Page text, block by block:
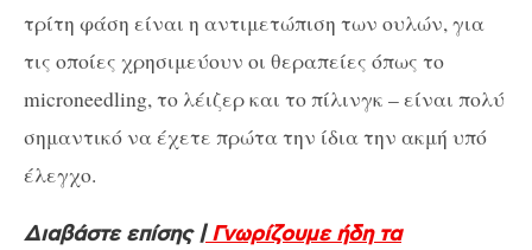
τρίτη φάση είναι η αντιμετώπιση των ουλών, για
τις οποίες χρησιμεύουν οι θεραπείες όπως το
microneedling, το λέιζερ και το πίλινγκ – είναι πολύ
σημαντικό να έχετε πρώτα την ίδια την ακμή υπό
έλεγχο.
Διαβάστε επίσης |Γνωρίζουμε ήδη τα